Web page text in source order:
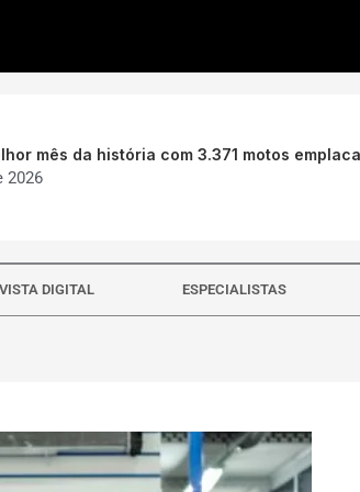
mês da história com 3.371 motos
2026
DIGITAL ESPECIALISTAS